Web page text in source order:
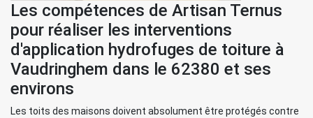
Les compétences de Artisan Ternus
pour réaliser les interventions
d'application hydrofuges de toiture à
Vaudringhem dans le 62380 et ses
environs
Les toits des maisons doivent absolument être protégés contre